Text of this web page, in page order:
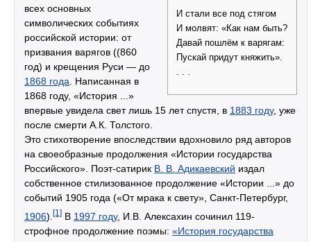
И стали все под стягом
И молвят: «Как нам быть?
Давай пошлём к варягам:
Пускай придут княжить».
всех основных
символических событиях
российской истории: от
призвания варягов ((860
год) и крещения Руси — до
1868 года . Написанная в
1868 году, «История ...»
впервые увидела свет лишь 15 лет спустя, в 1883 году, уже
после смерти А.К. Толстого.
Это стихотворение впоследствии вдохновило ряд авторов
на своеобразные продолжения «Истории государства
Российского». Поэт-сатирик В. В. Адикаевский издал
собственное стилизованное продолжение «Истории ...» до
событий 1905 года («От мрака к свету», Санкт-Петербург,
1906). [1] В 1997 году, И.В. Алексахин сочинил 119-
строфное продолжение поэмы: «История государства